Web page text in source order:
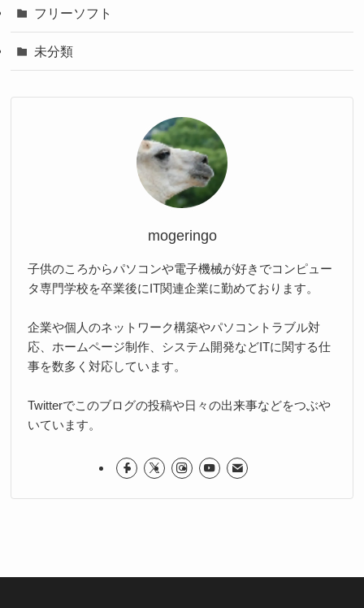
フリーソフト
未分類
mogeringo
子供のころからパソコンや電子機械が好きでコンピュー
タ専門学校を卒業後にIT関連企業に勤めております。
企業や個人のネットワーク構築やパソコントラブル対
応、ホームページ制作、システム開発などITに関する仕
事を数多く対応しています。
Twitterでこのブログの投稿や日々の出来事などをつぶや
いています。